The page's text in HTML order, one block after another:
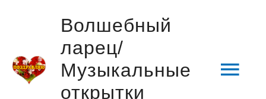
содержимому
Волшебный
ларец/
Музыкальные
открытки